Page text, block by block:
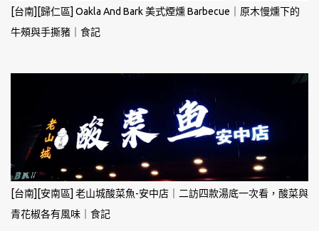
[台南][歸仁區] Oakla And Bark 美式煙燻 Barbecue｜原木慢燻下的
牛頰與手撕豬｜食記
[台南][安南區] 老山城酸菜魚-安中店｜二訪四款湯底一次看，酸菜與
青花椒各有風味｜食記